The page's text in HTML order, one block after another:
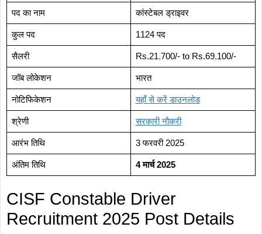
पद का नाम कांस्टेबल ड्राइवर
कुल पद 1124 पद
सैलरी Rs.21,700/- to Rs.69,100/-
जॉब लोकेशन भारत
नोटिफिकेशन यहाँ से करें डाउनलोड
श्रेणी सरकारी नौकरी
आरंभ तिथि 3 फरवरी 2025
अंतिम तिथि 4 मार्च 2025
CISF Constable Driver
Recruitment 2025 Post Details